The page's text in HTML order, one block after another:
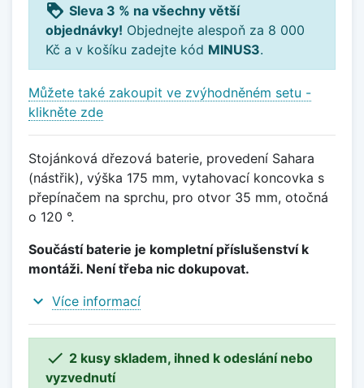
loyalty Sleva 3 % na všechny větší
objednávky! Objednejte alespoň za 8 000
Kč a v košíku zadejte kód MINUS3.
Můžete také zakoupit ve zvýhodněném setu -
klikněte zde
Stojánková dřezová baterie, provedení Sahara
(nástřik), výška 175 mm, vytahovací koncovka s
přepínačem na sprchu, pro otvor 35 mm, otočná
o 120 °.
Součástí baterie je kompletní příslušenství k
montáži. Není třeba nic dokupovat.
expand_more Více informací
 2 kusy skladem, ihned k odeslání nebo
vyzvednutí